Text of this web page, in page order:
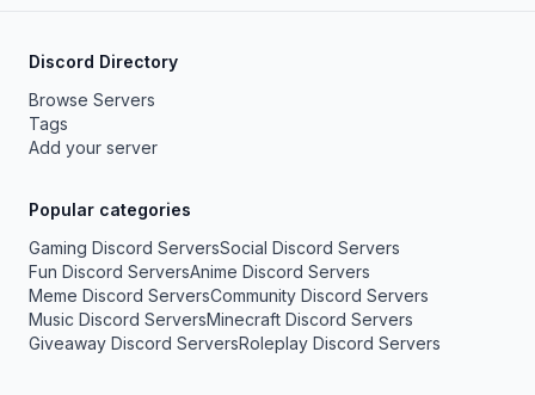
Discord Directory
Browse Servers
Tags
Add your server
Popular categories
Gaming Discord ServersSocial Discord Servers
Fun Discord ServersAnime Discord Servers
Meme Discord ServersCommunity Discord Servers
Music Discord ServersMinecraft Discord Servers
Giveaway Discord ServersRoleplay Discord Servers